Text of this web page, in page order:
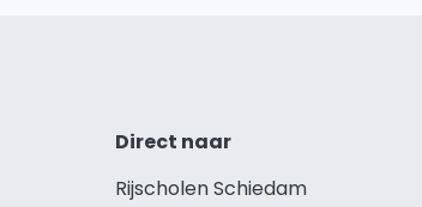
Direct naar
Rijscholen Schiedam